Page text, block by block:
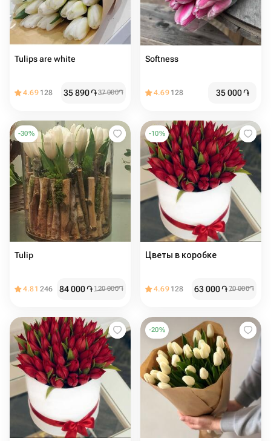
Tulips are white
4.69 128 35 890֏37 000֏
Softness
4.69 128 35 000֏
-30%
Tulip
4.81 246 84 000֏ 120 000֏
-10%
Цветы в коробке
4.69 128 63 000֏70 000֏
-20%